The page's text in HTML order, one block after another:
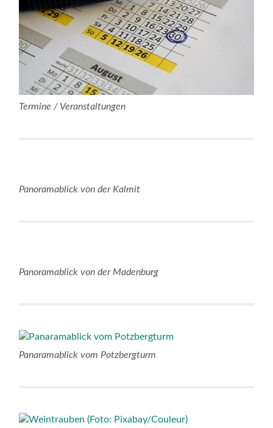
Termine / Veranstaltungen
Panoramablick von der Kalmit
Panoramablick von der Madenburg
Panaramablick vom Potzbergturm